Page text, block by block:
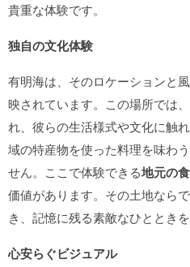
貴重な体験です。
独自の文化体験
有明海は、そのロケーションと
映されています。この場所では
れ、彼らの生活様式や文化に触
域の特産物を使った料理を味わ
せん。ここで体験できる地元の
価値があります。その土地なら
き、記憶に残る素敵なひととき
心安らぐビジュアル